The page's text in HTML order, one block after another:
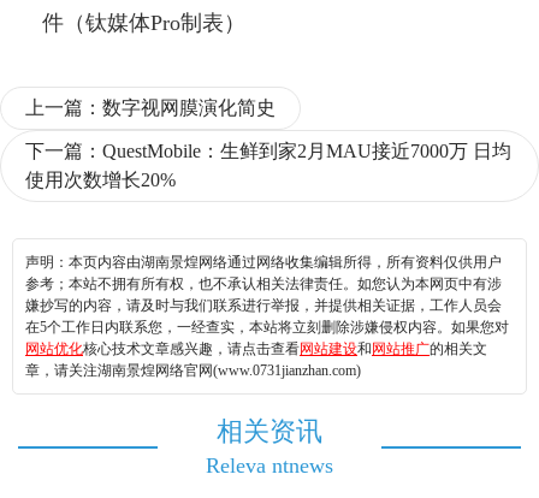
件（钛媒体Pro制表）
上一篇： 数字视网膜演化简史
下一篇： QuestMobile：生鲜到家2月MAU接近7000万 日均
使用次数增长20%
声明：本页内容由湖南景煌网络通过网络收集编辑所得，所有资料仅供用户
参考；本站不拥有所有权，也不承认相关法律责任。如您认为本网页中有涉
嫌抄写的内容，请及时与我们联系进行举报，并提供相关证据，工作人员会
在5个工作日内联系您，一经查实，本站将立刻删除涉嫌侵权内容。如果您对
网站优化核心技术文章感兴趣，请点击查看网站建设和网站推广的相关文
章，请关注湖南景煌网络官网(www.0731jianzhan.com)
相关资讯
Releva ntnews